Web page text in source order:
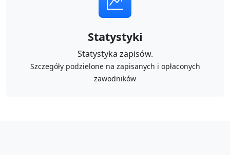
Statystyki
Statystyka zapisów.
Szczegóły podzielone na zapisanych i opłaconych
zawodników